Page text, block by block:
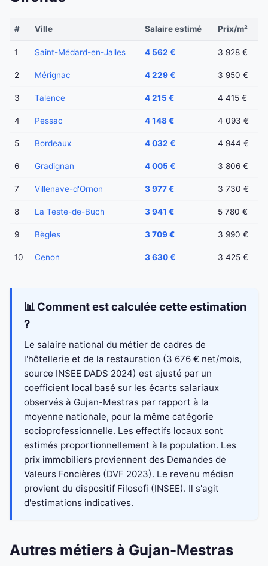
# Ville Salaire estimé Prix/m²
1 Saint-Médard-en-Jalles 4 562 € 3 928 €
2 Mérignac 4 229 € 3 950 €
3 Talence 4 215 € 4 415 €
4 Pessac 4 148 € 4 093 €
5 Bordeaux 4 032 € 4 944 €
6 Gradignan 4 005 € 3 806 €
7 Villenave-d'Ornon 3 977 € 3 730 €
8 La Teste-de-Buch 3 941 € 5 780 €
9 Bègles 3 709 € 3 990 €
10 Cenon 3 630 € 3 425 €
📊 Comment est calculée cette estimation
?
Le salaire national du métier de cadres de
l'hôtellerie et de la restauration (3 676 € net/mois,
source INSEE DADS 2024) est ajusté par un
coefficient local basé sur les écarts salariaux
observés à Gujan-Mestras par rapport à la
moyenne nationale, pour la même catégorie
socioprofessionnelle. Les effectifs locaux sont
estimés proportionnellement à la population. Les
prix immobiliers proviennent des Demandes de
Valeurs Foncières (DVF 2023). Le revenu médian
provient du dispositif Filosofi (INSEE). Il s'agit
d'estimations indicatives.
Autres métiers à Gujan-Mestras